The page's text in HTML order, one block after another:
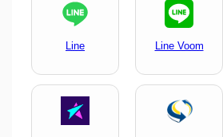
Line Line Voom